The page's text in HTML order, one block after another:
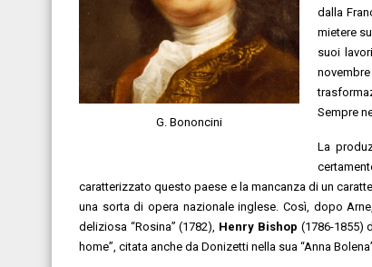
G. Bononcini
dalla
mietere
suoi
Sempre
La
caratterizzato questo paese e la mancanza di un
una sorta di opera nazionale inglese. Così, dopo
deliziosa “Rosina” (1782), Henry Bishop (1786-1855)
home”, citata anche da Donizetti nella sua “Anna